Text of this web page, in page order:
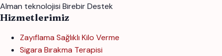
Alman teknolojisi Birebir Destek
Hizmetlerimiz
Zayıflama Sağlıklı Kilo Verme
Sigara Bırakma Terapisi